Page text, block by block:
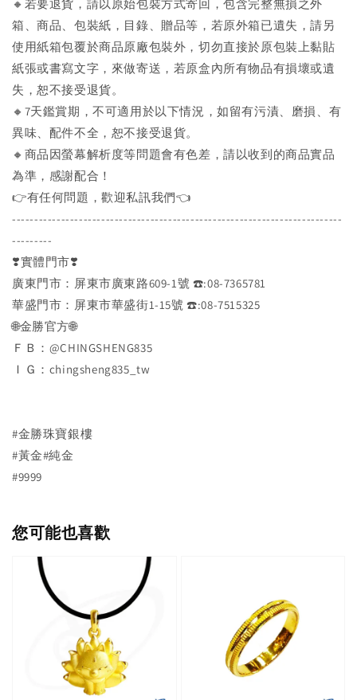
🔸若要退貨，請以原始包裝方式寄回，包含完整無損之外
箱、商品、包裝紙，目錄、贈品等，若原外箱已遺失，請另
使用紙箱包覆於商品原廠包裝外，切勿直接於原包裝上黏貼
紙張或書寫文字，來做寄送，若原盒內所有物品有損壞或遺
失，恕不接受退貨。
🔸7天鑑賞期，不可適用於以下情況，如留有污漬、磨損、有
異味、配件不全，恕不接受退貨。
🔸商品因螢幕解析度等問題會有色差，請以收到的商品實品
為準，感謝配合！
👉️有任何問題，歡迎私訊我們👈️
--------------------------------------------------------------------------
---------
❣️實體門市❣️
廣東門市：屏東市廣東路609-1號 ☎️:08-7365781
華盛門市：屏東市華盛街1-15號 ☎️:08-7515325
🌐金勝官方🌐
ＦＢ：@CHINGSHENG835
ＩＧ：chingsheng835_tw
#金勝珠寶銀樓
#黃金#純金
#9999
您可能也喜歡